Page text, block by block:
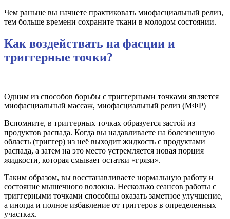
Чем раньше вы начнете практиковать миофасциальный релиз,
тем больше времени сохраните ткани в молодом состоянии.
Как воздействать на фасции и
триггерные точки?
Одним из способов борьбы с триггерными точками является
миофасциальный массаж, миофасциальный релиз (МФР)
Вспомните, в триггерных точках образуется застой из
продуктов распада. Когда вы надавливаете на болезненную
область (триггер) из неё выходит жидкость с продуктами
распада, а затем на это место устремляется новая порция
жидкости, которая смывает остатки «грязи».
Таким образом, вы восстанавливаете нормальную работу и
состояние мышечного волокна. Несколько сеансов работы с
триггерными точками способны оказать заметное улучшение,
а иногда и полное избавление от триггеров в определенных
участках.